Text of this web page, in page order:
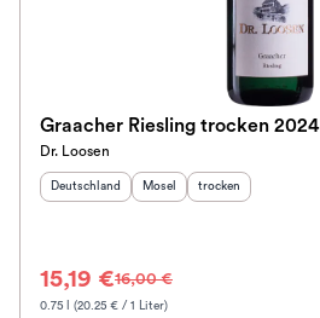
Graacher Riesling trocken 2024
Dr. Loosen
Herkunftsland
Deutschland Herkunftsregion:
Mosel Geschmack
trocken
15,19 €16,00 €
0.75 l (20.25 € / 1 Liter)